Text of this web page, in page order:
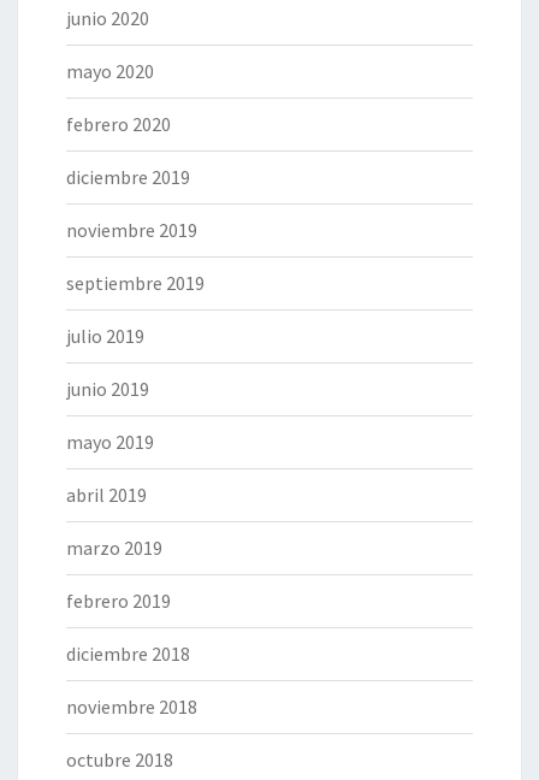
junio 2020
mayo 2020
febrero 2020
diciembre 2019
noviembre 2019
septiembre 2019
julio 2019
junio 2019
mayo 2019
abril 2019
marzo 2019
febrero 2019
diciembre 2018
noviembre 2018
octubre 2018